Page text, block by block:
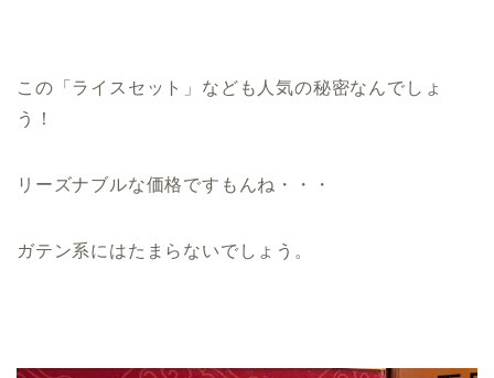
この「ライスセット」なども人気の秘密なんでしょ
う！
リーズナブルな価格ですもんね・・・
ガテン系にはたまらないでしょう。